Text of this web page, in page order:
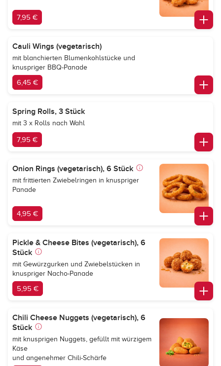
7,95 €
Cauli Wings (vegetarisch)
mit blanchierten Blumenkohlstücke und
knuspriger BBQ-Panade
6,45 €
Spring Rolls, 3 Stück
mit 3 x Rolls nach Wahl
7,95 €
Onion Rings (vegetarisch), 6 Stück
mit frittierten Zwiebelringen in knuspriger
Panade
4,95 €
Pickle & Cheese Bites (vegetarisch), 6
Stück
mit Gewürzgurken und Zwiebelstücken in
knuspriger Nacho-Panade
5,95 €
Chili Cheese Nuggets (vegetarisch), 6
Stück
mit knusprigen Nuggets, gefüllt mit würzigem
Käse
und angenehmer Chili-Schärfe